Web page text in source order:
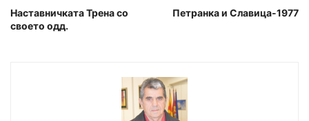
Наставничката Трена со
своето одд.
Петранка и Славица-1977